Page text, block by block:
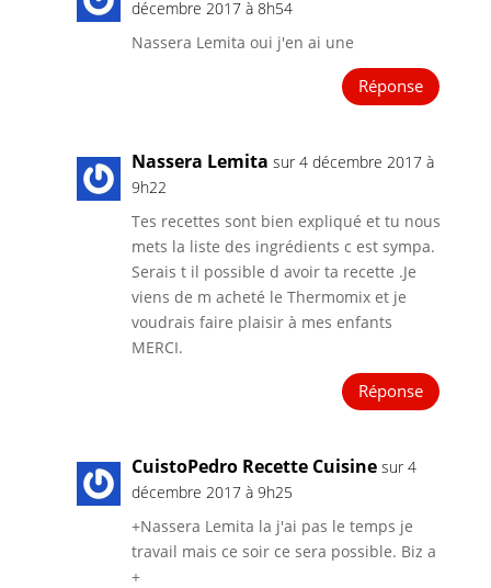
décembre 2017 à 8h54
Nassera Lemita oui j'en ai une
Réponse
Nassera Lemita sur 4 décembre 2017 à
9h22
Tes recettes sont bien expliqué et tu nous
mets la liste des ingrédients c est sympa.
Serais t il possible d avoir ta recette .Je
viens de m acheté le Thermomix et je
voudrais faire plaisir à mes enfants
MERCI.
Réponse
CuistoPedro Recette Cuisine sur 4
décembre 2017 à 9h25
+Nassera Lemita la j'ai pas le temps je
travail mais ce soir ce sera possible. Biz a
+